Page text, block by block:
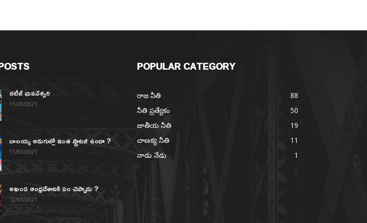
దటీజ్ భువనేశ్వరి
11/20/2021
బాలయ్య అడుగుల్లో ఇంత స్ట్రాటజీ ఉందా ?
11/03/2021
అఖండ ఆంధ్రదేశానికి ఏం చెప్పాడు ?
12/03/2021
POPULAR CATEGORY
రాజ నీతి
88
నీతి ప్రత్యేకం
50
జాతీయ నీతి
19
చాణక్య నీతి
11
నాడు నేడు
1